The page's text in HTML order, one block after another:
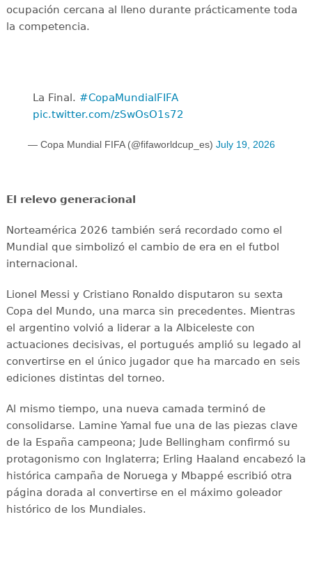
ocupación cercana al lleno durante prácticamente toda
la competencia.
La Final. ️ #CopaMundialFIFA
pic.twitter.com/zSwOsO1s72
— Copa Mundial FIFA (@fifaworldcup_es) July 19, 2026
El relevo generacional
Norteamérica 2026 también será recordado como el
Mundial que simbolizó el cambio de era en el futbol
internacional.
Lionel Messi y Cristiano Ronaldo disputaron su sexta
Copa del Mundo, una marca sin precedentes. Mientras
el argentino volvió a liderar a la Albiceleste con
actuaciones decisivas, el portugués amplió su legado al
convertirse en el único jugador que ha marcado en seis
ediciones distintas del torneo.
Al mismo tiempo, una nueva camada terminó de
consolidarse. Lamine Yamal fue una de las piezas clave
de la España campeona; Jude Bellingham confirmó su
protagonismo con Inglaterra; Erling Haaland encabezó la
histórica campaña de Noruega y Mbappé escribió otra
página dorada al convertirse en el máximo goleador
histórico de los Mundiales.